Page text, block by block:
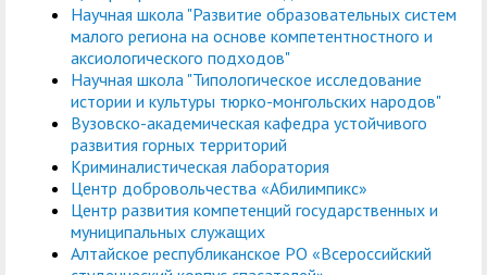
Научная школа "Развитие образовательных систем
малого региона на основе компетентностного и
аксиологического подходов"
Научная школа "Типологическое исследование
истории и культуры тюркo-монгольских народов"
Вузовско-академическая кафедра устойчивого
развития горных территорий
Криминалистическая лаборатория
Центр добровольчества «Абилимпикс»
Центр развития компетенций государственных и
муниципальных служащих
Алтайское республиканское РО «Всероссийский